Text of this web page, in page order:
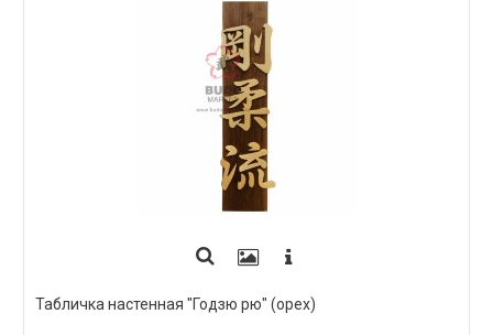
Табличка настенная "Годзю рю" (орех)